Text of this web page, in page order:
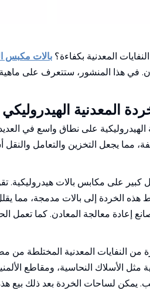
المعدنية بكفاءة؟ بالات مكبس
في هذا المنشور، ستتعرف على
المعدنية الهيدروليكي
على نطاق واسع في
مما يجعل التخزين والتعامل
كبير على مكابس بالات هيدروليكية.
هذه الخردة إلى بالات مدمجة، مما
إعادة معالجة المعادن. كما تعمل
من النفايات المعدنية المختلطة
مثل الأسلاك النحاسية، ومقاطع
يمكن لساحات الخردة بعد ذلك بيع